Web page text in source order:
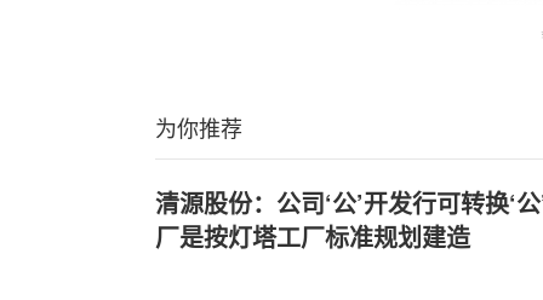
为你推荐
清源股份：公司‘公’开发行可转换‘
厂是按灯塔工厂标准规划建造